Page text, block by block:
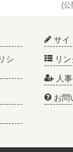
(公
サイ
シ
リン
人
お問